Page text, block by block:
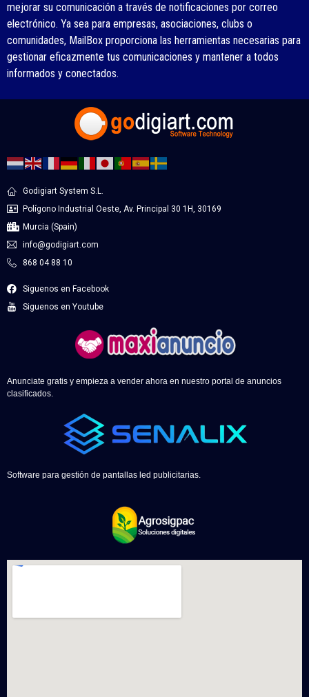
mejorar su comunicación a través de notificaciones por correo
electrónico. Ya sea para empresas, asociaciones, clubs o
comunidades, MailBox proporciona las herramientas necesarias para
gestionar eficazmente tus comunicaciones y mantener a todos
informados y conectados.
Godigiart System S.L.
Polígono Industrial Oeste, Av. Principal 30 1H, 30169
Murcia (Spain)
info@godigiart.com
868 04 88 10
Siguenos en Facebook
Siguenos en Youtube
Anunciate gratis y empieza a vender ahora en nuestro portal de anuncios
clasificados.
Software para gestión de pantallas led publicitarias.